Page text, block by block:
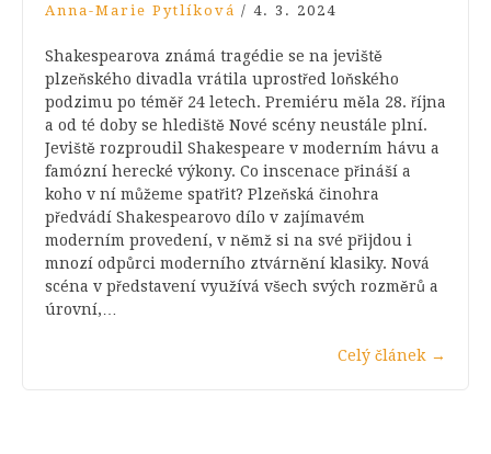
Anna-Marie Pytlíková / 4. 3. 2024
Shakespearova známá tragédie se na jeviště
plzeňského divadla vrátila uprostřed loňského
podzimu po téměř 24 letech. Premiéru měla 28. října
a od té doby se hlediště Nové scény neustále plní.
Jeviště rozproudil Shakespeare v moderním hávu a
famózní herecké výkony. Co inscenace přináší a
koho v ní můžeme spatřit? Plzeňská činohra
předvádí Shakespearovo dílo v zajímavém
moderním provedení, v němž si na své přijdou i
mnozí odpůrci moderního ztvárnění klasiky. Nová
scéna v představení využívá všech svých rozměrů a
úrovní,…
Celý článek →